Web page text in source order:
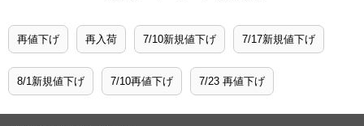
再値下げ 再入荷 7/10新規値下げ 7/17新規値下げ
8/1新規値下げ 7/10再値下げ 7/23 再値下げ